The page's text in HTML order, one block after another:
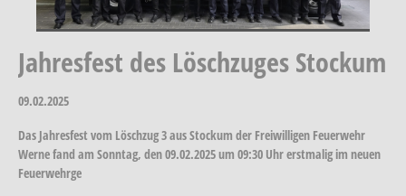
Jahresfest des Löschzuges Stockum
09.02.2025
Das Jahresfest vom Löschzug 3 aus Stockum der Freiwilligen Feuerwehr
Werne fand am Sonntag, den 09.02.2025 um 09:30 Uhr erstmalig im neuen
Feuerwehrge